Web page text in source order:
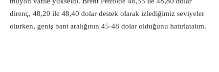
direnç, 48,20 ile 48,40 dolar destek olarak izlediğimiz seviyeler
olurken, geniş bant aralığının 45-48 dolar olduğunu hatırlatalım.